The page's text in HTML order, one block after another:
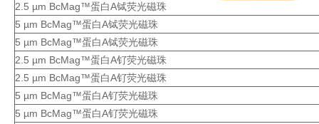
2.5 µm BcMag™蛋白A铽荧光磁珠
5 µm BcMag™蛋白A铽荧光磁珠
5 µm BcMag™蛋白A铽荧光磁珠
2.5 µm BcMag™蛋白A钌荧光磁珠
2.5 µm BcMag™蛋白A钌荧光磁珠
5 µm BcMag™蛋白A钌荧光磁珠
5 µm BcMag™蛋白A钌荧光磁珠